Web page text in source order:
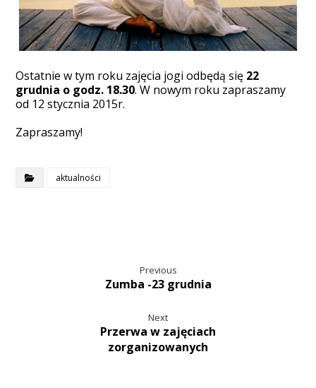
Ostatnie w tym roku zajęcia jogi odbędą się 22
grudnia o godz. 18.30. W nowym roku zapraszamy
od 12 stycznia 2015r.
Zapraszamy!
aktualności
Previous
Zumba -23 grudnia
Next
Przerwa w zajęciach
zorganizowanych